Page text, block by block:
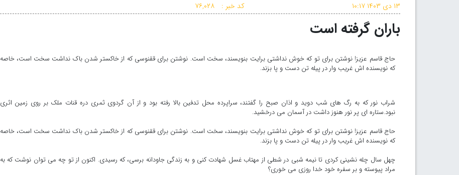
هشدار سطح نارنجی در استان بوشهر صادر شد
کد خبر : ۷۶,۰۲۸ ۱۳ دی ۱۴۰۳ ۱۰:۱۷
باران گرفته است
حاج قاسم عزیز! نوشتن برای تو که خوش نداشتی برایت بنویسند، سخت است. نوشتن برای ققنوسی که از خاکستر شدن باک نداشت سخت است، خاصه
که نویسنده اش غریب وار در پیله تن دست و پا بزند.
شراب نور که به رگ های شب دوید و اذان صبح را گفتند، سراپرده محل تدفین بالا رفته بود و از آن گردوی ثمری دره قنات ملک بر روی زمین اثری
نبود.ستاره ای پر نور هنوز داشت در آسمان می درخشید.
حاج قاسم عزیز! نوشتن برای تو که خوش نداشتی برایت بنویسند، سخت است. نوشتن برای ققنوسی که از خاکستر شدن باک نداشت سخت است، خاصه
که نویسنده اش غریب وار در پیله تن دست و پا بزند.
چهل سال چله نشینی کردی تا نیمه شبی در شطی از مهتاب غسل شهادت کنی و به زندگی جاودانه برسی، که رسیدی. اکنون از تو چه می توان نوشت که به
مراد پیوسته و بر سفره خود خدا روزی می خوری؟